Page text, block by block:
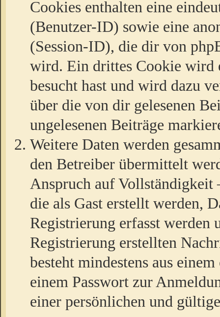
Cookies enthalten eine
(Benutzer-ID) sowie eine
(Session-ID), die dir von
wird. Ein drittes Cookie wird
besucht hast und wird dazu
über die von dir gelesenen
ungelesenen Beiträge
Weitere Daten werden
den Betreiber übermittelt
Anspruch auf
die als Gast erstellt werden,
Registrierung erfasst werden
Registrierung erstellten
besteht mindestens aus
einem Passwort zur
einer persönlichen und